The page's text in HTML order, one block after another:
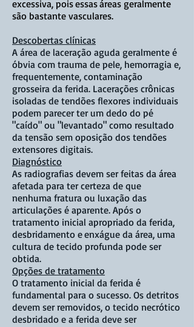
excessiva, poisessasáreas geralmente
são bastante vasculares.
Descobertas clínicas
A área de laceração aguda geralmente é
óbvia com trauma de pele, hemorragia e,
frequentemente, contaminação
grosseira da ferida. Lacerações crônicas
isoladas de tendões flexores individuais
podem parecer ter um dedo do pé
"caído" ou "levantado" como resultado
da tensão sem oposição dos tendões
extensores digitais.
Diagnóstico
As radiografias devem ser feitas da área
afetada para ter certeza de que
nenhuma fratura ou luxação das
articulações é aparente. Após o
tratamento inicial apropriado da ferida,
desbridamento eenxágue da área, uma
cultura de tecido profunda pode ser
obtida.
Opções de tratamento
O tratamento inicial da ferida é
fundamental para o sucesso. Os detritos
devem ser removidos, o tecido necrótico
desbridado e a ferida deve ser